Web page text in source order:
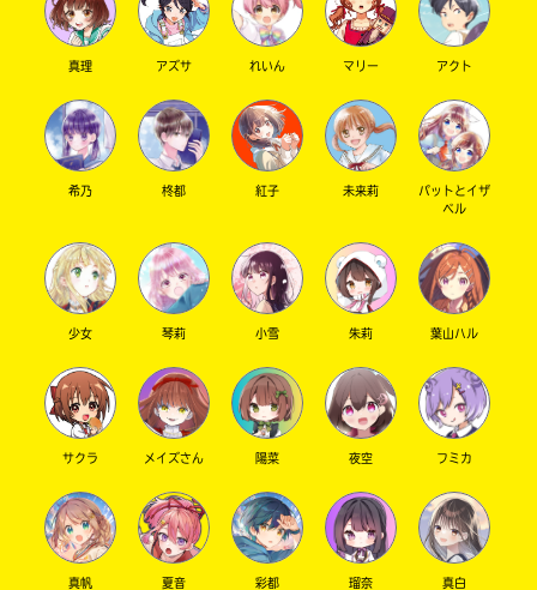
真理 アズサ れいん マリー アクト
希乃 柊都 紅子 未来莉
パットとイザ
ベル
少女 琴莉 小雪 朱莉 葉山ハル
サクラ メイズさん 陽菜 夜空 フミカ
真帆 夏音 彩都 瑠奈 真白